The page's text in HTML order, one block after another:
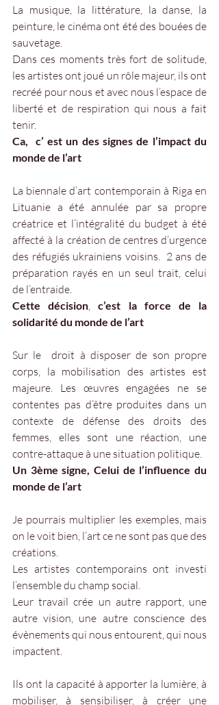
La musique, la littérature, la danse, la
peinture, le cinéma ont été des bouées de
sauvetage.
Dans ces moments très fort de solitude,
les artistes ont joué un rôle majeur, ils ont
recréé pour nous et avec nous l’espace de
liberté et de respiration qui nous a fait
tenir.
Ca,  c’ est un des signes de l’impact du
monde de l’art
La biennale d’art contemporain à Riga en
Lituanie a été annulée par sa propre
créatrice et l’intégralité du budget à été
affecté à la création de centres d’urgence
des réfugiés ukrainiens voisins.  2 ans de
préparation rayés en un seul trait, celui
de l’entraide.
Cette décision , c’est la force de la
solidarité du monde de l’art
Sur le  droit à disposer de son propre
corps, la mobilisation des artistes est
majeure. Les œuvres engagées ne se
contentes pas d’être produites dans un
contexte de défense des droits des
femmes, elles sont une réaction, une
contre-attaque à une situation politique.
Un 3ème signe, Celui de l’influence du
monde de l’art
Je pourrais multiplier les exemples, mais
on le voit bien, l’art ce ne sont pas que des
créations.
Les artistes contemporains ont investi
l’ensemble du champ social.
Leur travail crée un autre rapport, une
autre vision, une autre conscience des
évènements qui nous entourent, qui nous
impactent.
Ils ont la capacité à apporter la lumière, à
mobiliser, à sensibiliser, à créer une